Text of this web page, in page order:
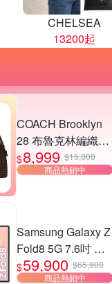
CHELSEA
13200起
COACH Brooklyn
28 布魯克林編織款
單肩包-深咖
$8,999 $15,000
商品熱銷中
Samsung Galaxy Z
Fold8 5G 7.6吋 摺
疊手機 (12G/512G)
$59,900 $65,900
商品熱銷中